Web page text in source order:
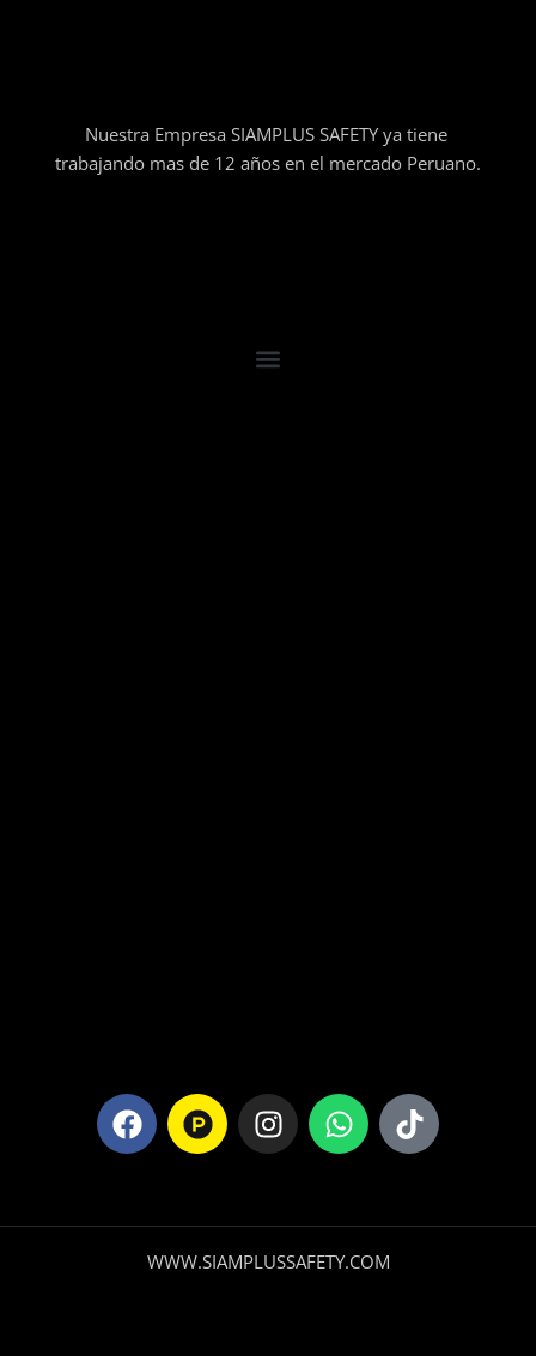
Nuestra Empresa SIAMPLUS SAFETY ya tiene
trabajando mas de 12 años en el mercado Peruano.
WWW.SIAMPLUSSAFETY.COM